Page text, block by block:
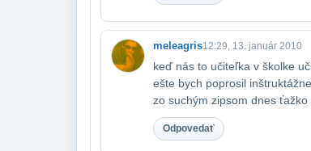
meleagris12:29, 13. január 2010
keď nás to učiteľka v školke
ešte bych poprosil
zo suchým zipsom dnes
Odpovedať